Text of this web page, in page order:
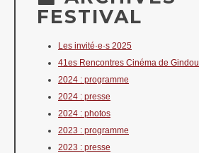
FESTIVAL
Les invité·e·s 2025
41es Rencontres Cinéma de Gindou
2024 : programme
2024 : presse
2024 : photos
2023 : programme
2023 : presse